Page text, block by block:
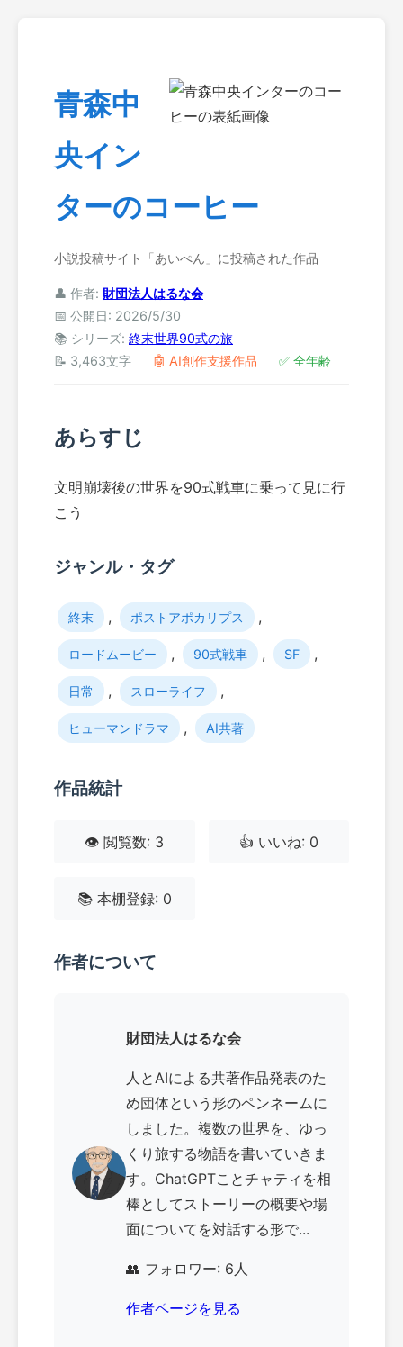
青森中
央イン
ターのコーヒー
小説投稿サイト「あいぺん」に投稿された作品
👤 作者: 財団法人はるな会
📅 公開日: 2026/5/30
📚 シリーズ: 終末世界90式の旅
📝 3,463文字
🤖 AI創作支援作品 ✅ 全年齢
あらすじ
文明崩壊後の世界を90式戦車に乗って見に行
こう
ジャンル・タグ
終末 , ポストアポカリプス ,
ロードムービー , 90式戦車 , SF ,
日常 , スローライフ ,
ヒューマンドラマ , AI共著
作品統計
👁️ 閲覧数: 3 👍 いいね: 0
📚 本棚登録: 0
作者について
財団法人はるな会
人とAIによる共著作品発表のた
め団体という形のペンネームに
しました。複数の世界を、ゆっ
くり旅する物語を書いていきま
す。ChatGPTことチャティを相
棒としてストーリーの概要や場
面についてを対話する形で...
👥 フォロワー: 6人
作者ページを見る